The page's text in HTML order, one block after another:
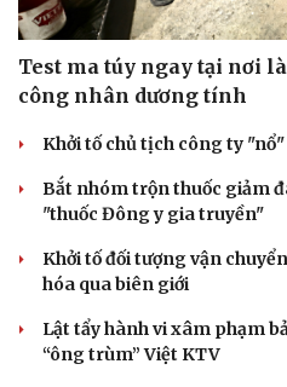
Test ma túy ngay tại nơi
công nhân dương tính
Khởi tố chủ tịch công ty
Bắt nhóm trộn thuốc giảm
"thuốc Đông y gia truyền"
Khởi tố đối tượng vận
hóa qua biên giới
Lật tẩy hành vi xâm phạm
“ông trùm” Việt KTV